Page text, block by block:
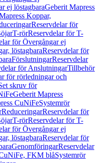
ej löstagbaraGeberit Mapress
Koppar,
Reservdelar för
T-rörReservdelar för T-
för Övergångar ej
löstagbaraReservdelar för
FörslutningarReservdelar
för AnslutningarTillbehör
för rörledningar och
skruv för
Geberit Mapress
CuNiFeSystemrör
ReduceringarReservdelar för
T-rörReservdelar för T-
för Övergångar ej
löstagbaraReservdelar för
GenomföringarReservdelar
FKM blåSystemrör